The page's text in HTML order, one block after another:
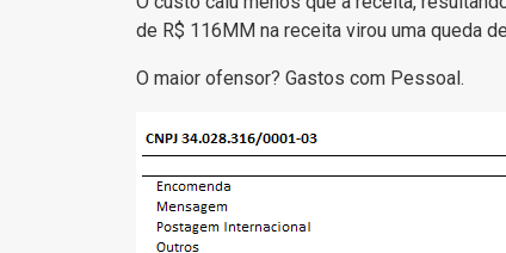
de R$ 116MM na receita virou uma queda
O maior ofensor? Gastos com Pessoal.